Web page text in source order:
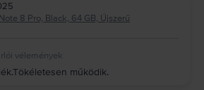
8 Pro, Black, 64 GB, Újszerű
vélemények
működik.